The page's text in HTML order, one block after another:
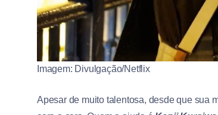
Imagem: Divulgação/Netflix
Apesar de muito talentosa, desde que sua